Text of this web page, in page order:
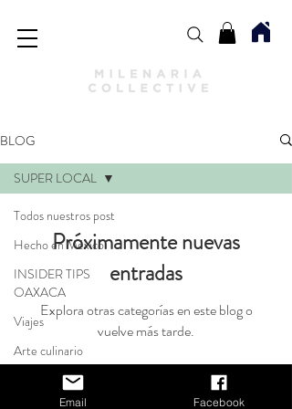
BLOG
Todos nuestros post
Hecho en México
INSIDER TIPS
OAXACA
Viajes
Arte culinario
CULTURAL Y
ATRACTIVO
SUPER LOCAL
Próximamente nuevas
entradas
Explora otras categorías en este blog o
vuelve más tarde.
Email Facebook